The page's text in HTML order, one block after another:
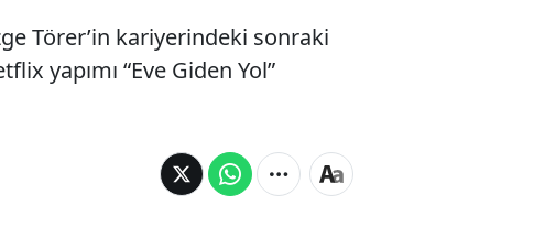
Törer’in kariyerindeki sonraki
yapımı “Eve Giden Yol”